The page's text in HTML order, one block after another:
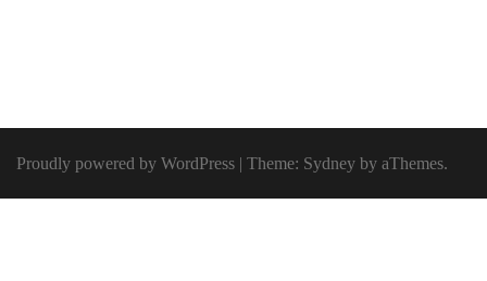
Proudly powered by WordPress | Theme: Sydney by aThemes.